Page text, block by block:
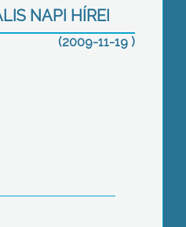
NAPI HÍREI
(2009-11-19 )
az újinfluenza-
miatt